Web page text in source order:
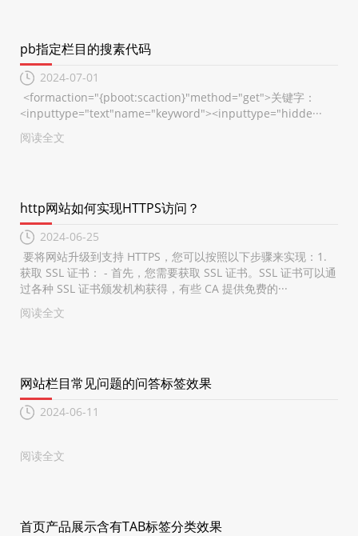
pb指定栏目的搜素代码
2024-07-01
<formaction="{pboot:scaction}"method="get">关键字：
<inputtype="text"name="keyword"><inputtype="hidde···
阅读全文
http网站如何实现HTTPS访问？
2024-06-25
要将网站升级到支持 HTTPS，您可以按照以下步骤来实现：1.
获取 SSL 证书： - 首先，您需要获取 SSL 证书。SSL 证书可以通
过各种 SSL 证书颁发机构获得，有些 CA 提供免费的···
阅读全文
网站栏目常见问题的问答标签效果
2024-06-11
阅读全文
首页产品展示含有TAB标签分类效果